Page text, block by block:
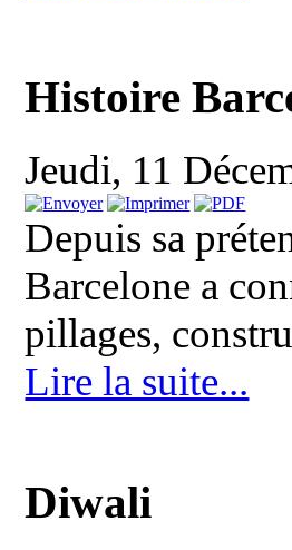
Histoire
Jeudi, 11
Depuis sa
Barcelone a
pillages,
Lire la suite...
Diwali